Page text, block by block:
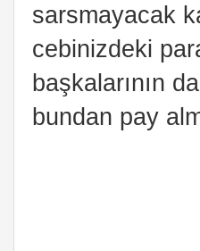
sarsmayacak
cebinizdeki
başkalarının
bundan pay